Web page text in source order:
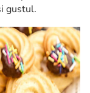
gustul.